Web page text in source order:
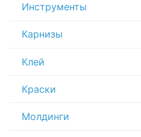
Инструменты
Карнизы
Клей
Краски
Молдинги